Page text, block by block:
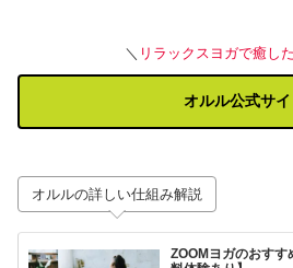
＼ リラックスヨガで癒し
オルル公式サイ
オルルの詳しい仕組み解説
ZOOMヨガのおす